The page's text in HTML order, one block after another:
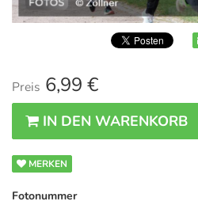
Preis 6,99 €
IN DEN WARENKORB
MERKEN
Fotonummer